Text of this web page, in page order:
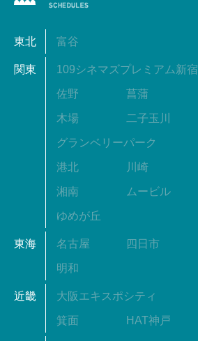
東北 富谷
関東 109シネマズプレミアム新宿
佐野 菖蒲
木場 二子玉川
グランベリーパーク
港北 川崎
湘南 ムービル
ゆめが丘
東海 名古屋 四日市
明和
近畿 大阪エキスポシティ
箕面 HAT神戸